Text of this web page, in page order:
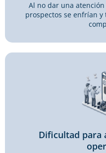
Al no dar una
prospectos se enfrían
Dificultad para